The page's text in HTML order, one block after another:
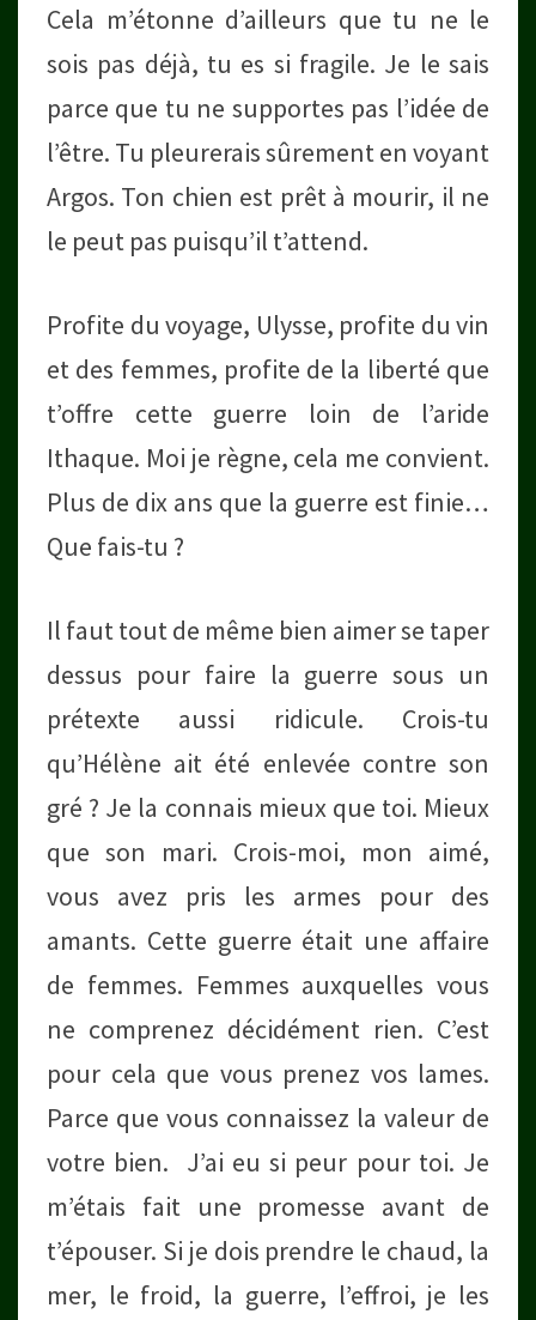
Cela m’étonne d’ailleurs que tu ne le
sois pas déjà, tu es si fragile. Je le sais
parce que tu ne supportes pas l’idée de
l’être. Tu pleurerais sûrement en voyant
Argos. Ton chien est prêt à mourir, il ne
le peut pas puisqu’il t’attend.
Profite du voyage, Ulysse, profite du vin
et des femmes, profite de la liberté que
t’offre cette guerre loin de l’aride
Ithaque. Moi je règne, cela me convient.
Plus de dix ans que la guerre est finie…
Que fais-tu ?
Il faut tout de même bien aimer se taper
dessus pour faire la guerre sous un
prétexte aussi ridicule. Crois-tu
qu’Hélène ait été enlevée contre son
gré ? Je la connais mieux que toi. Mieux
que son mari. Crois-moi, mon aimé,
vous avez pris les armes pour des
amants. Cette guerre était une affaire
de femmes. Femmes auxquelles vous
ne comprenez décidément rien. C’est
pour cela que vous prenez vos lames.
Parce que vous connaissez la valeur de
votre bien. J’ai eu si peur pour toi. Je
m’étais fait une promesse avant de
t’épouser. Si je dois prendre le chaud, la
mer, le froid, la guerre, l’effroi, je les